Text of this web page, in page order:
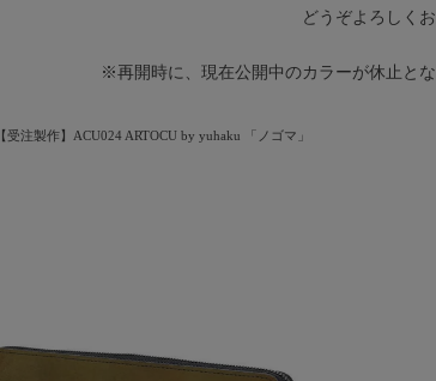
どうぞよろしく
※再開時に、現在公開中のカラーが休止と
【受注製作】ACU024 ARTOCU by yuhaku 「ノゴマ」